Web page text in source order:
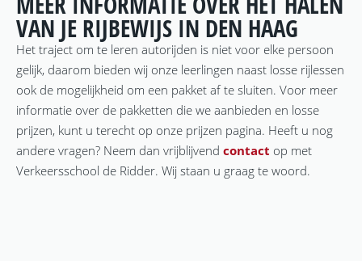
VAN JE RIJBEWIJS IN DEN HAAG
Het traject om te leren autorijden is niet voor elke persoon
gelijk, daarom bieden wij onze leerlingen naast losse rijlessen
ook de mogelijkheid om een pakket af te sluiten. Voor meer
informatie over de pakketten die we aanbieden en losse
prijzen, kunt u terecht op onze prijzen pagina. Heeft u nog
andere vragen? Neem dan vrijblijvend contact op met
Verkeersschool de Ridder. Wij staan u graag te woord.